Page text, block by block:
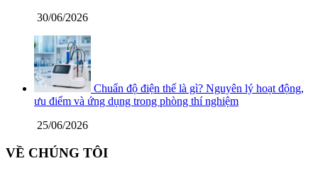
30/06/2026
Chuẩn độ điện thế là gì? Nguyên lý hoạt động,
ưu điểm và ứng dụng trong phòng thí nghiệm
25/06/2026
VỀ CHÚNG TÔI